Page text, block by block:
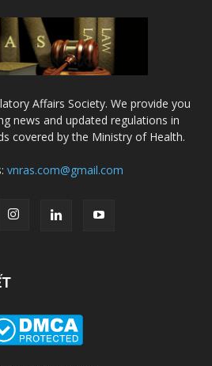
Affairs Society. We provide you
news and updated regulations in
covered by the Ministry of Health.
vnras.com@gmail.com